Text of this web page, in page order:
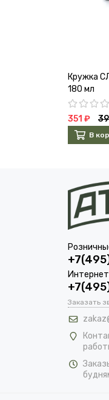
Кружка
180 мл
351 ₽
В
Заказать